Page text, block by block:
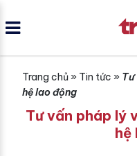
Trang chủ» Tin tức » Tư
hệ lao động
Tư vấn pháp lý
hệ